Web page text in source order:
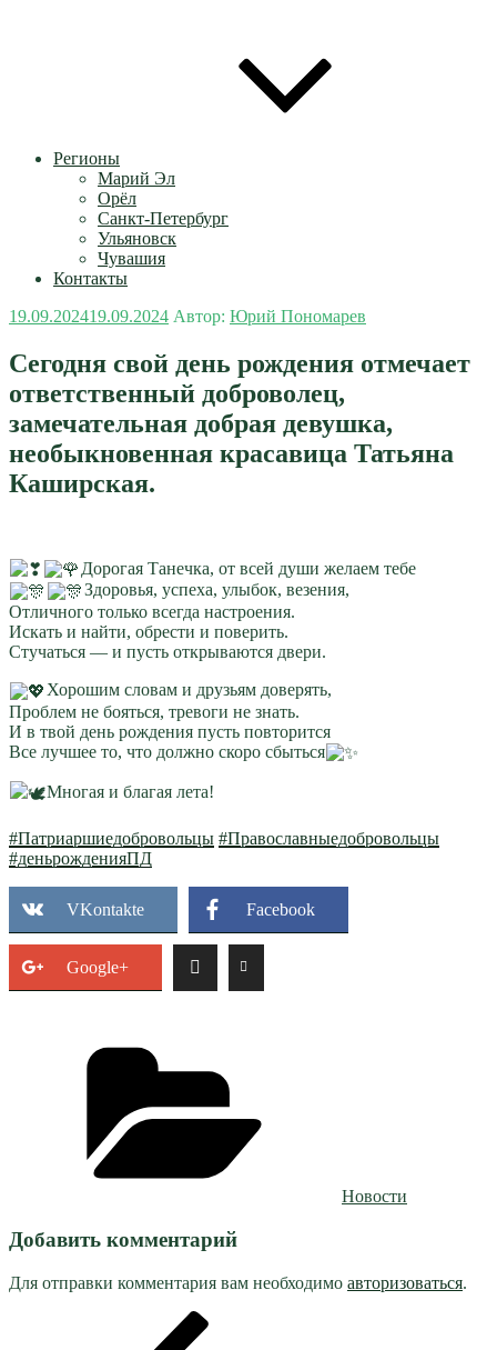
Регионы
Марий Эл
Орёл
Санкт-Петербург
Ульяновск
Чувашия
Контакты
Опубликовано
19.09.202419.09.2024 Автор: Юрий Пономарев
Сегодня свой день рождения отмечает
ответственный доброволец,
замечательная добрая девушка,
необыкновенная красавица Татьяна
Каширская.
Дорогая Танечка, от всей души желаем тебе
Здоровья, успеха, улыбок, везения,
Отличного только всегда настроения.
Искать и найти, обрести и поверить.
Стучаться — и пусть открываются двери.
Хорошим словам и друзьям доверять,
Проблем не бояться, тревоги не знать.
И в твой день рождения пусть повторится
Все лучшее то, что должно скоро сбыться
Многая и благая лета!
#Патриаршиедобровольцы #Православныедобровольцы
#деньрожденияПД
VKontakte Facebook
Google+
Новости
Добавить комментарий
Для отправки комментария вам необходимо авторизоваться.